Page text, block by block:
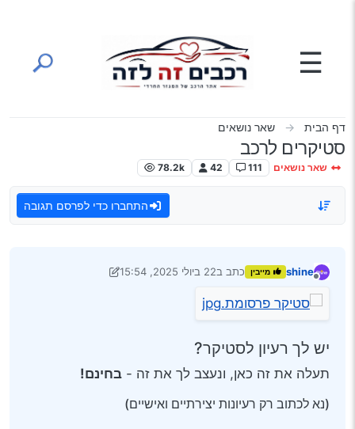
☰
דף הבית שאר נושאים
סטיקרים לרכב
שאר נושאים 111
42
78.2k
התחברו כדי לפרסם תגובה
shine מייבין כתב ב22 ביולי 2025, 15:54
נערך לאחרונה על ידי shine
יש לך רעיון לסטיקר?
תעלה את זה כאן, ונעצב לך את זה - בחינם!
(נא לכתוב רק רעיונות יצירתיים ואישיים)